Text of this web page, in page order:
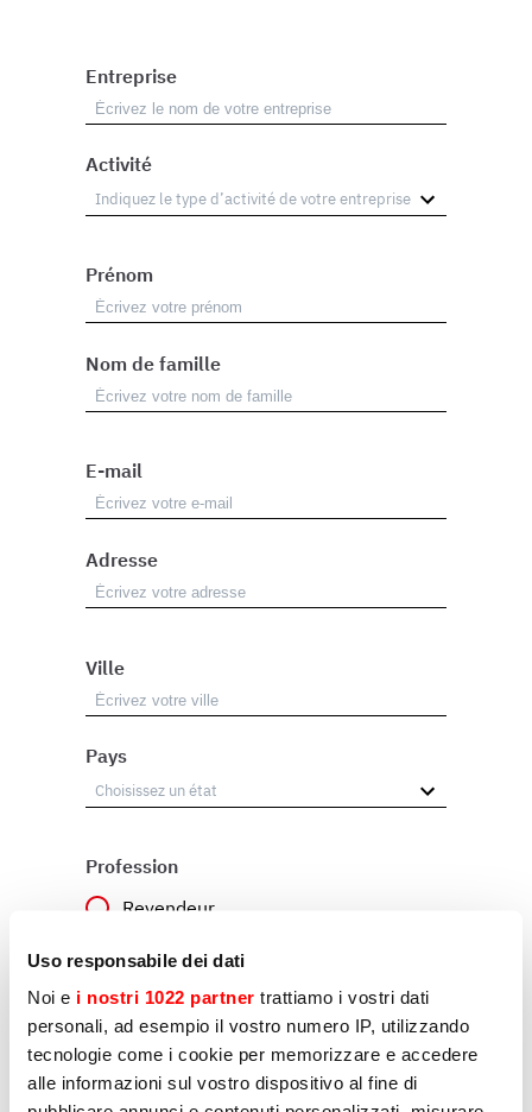
Uso responsabile dei dati
Noi e i nostri 1022 partner trattiamo i vostri dati
personali, ad esempio il vostro numero IP, utilizzando
tecnologie come i cookie per memorizzare e accedere
alle informazioni sul vostro dispositivo al fine di
Entreprise
Activité
Prénom
Nom de famille
E-mail
Adresse
Ville
Pays
Profession
Revendeur
Utilisateur
Autre
Raison